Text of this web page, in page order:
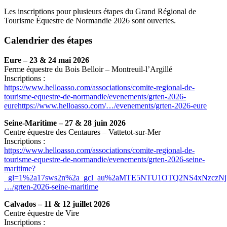
Les inscriptions pour plusieurs étapes du Grand Régional de
Tourisme Équestre de Normandie 2026 sont ouvertes.
Calendrier des étapes
Eure – 23 & 24 mai 2026
Ferme équestre du Bois Belloir – Montreuil-l’Argillé
Inscriptions :
https://www.helloasso.com/associations/comite-regional-de-
tourisme-equestre-de-normandie/evenements/grten-2026-
eurehttps://www.helloasso.com/…/evenements/grten-2026-eure
Seine-Maritime – 27 & 28 juin 2026
Centre équestre des Centaures – Vattetot-sur-Mer
Inscriptions :
https://www.helloasso.com/associations/comite-regional-de-
tourisme-equestre-de-normandie/evenements/grten-2026-seine-
maritime?
…/grten-2026-seine-maritime
Calvados – 11 & 12 juillet 2026
Centre équestre de Vire
Inscriptions :